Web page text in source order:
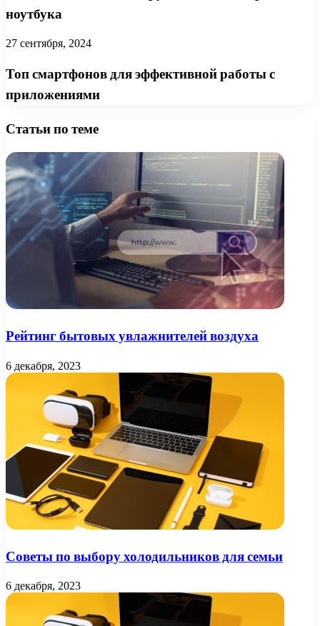
ноутбука
27 сентября, 2024
Топ смартфонов для эффективной работы с
приложениями
Статьи по теме
Рейтинг бытовых увлажнителей воздуха
6 декабря, 2023
Советы по выбору холодильников для семьи
6 декабря, 2023